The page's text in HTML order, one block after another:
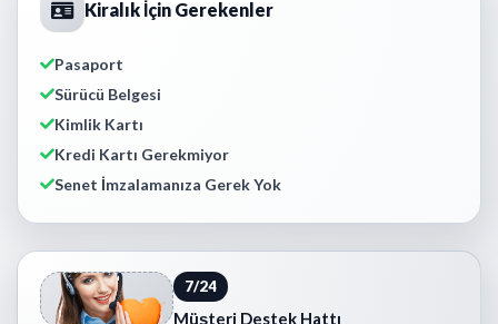
Kiralık İçin Gerekenler
Pasaport
Sürücü Belgesi
Kimlik Kartı
Kredi Kartı Gerekmiyor
Senet İmzalamanıza Gerek Yok
7/24
Müşteri Destek Hattı